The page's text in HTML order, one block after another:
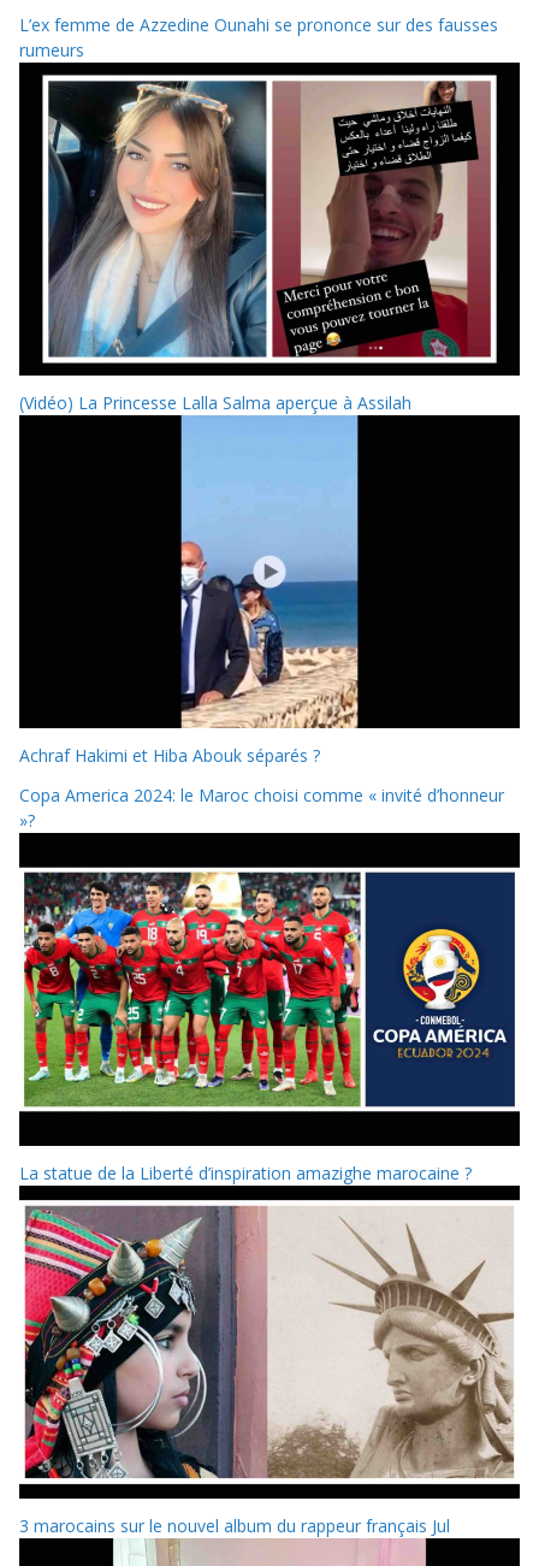
L’ex femme de Azzedine Ounahi se prononce sur des fausses
rumeurs
(Vidéo) La Princesse Lalla Salma aperçue à Assilah
Achraf Hakimi et Hiba Abouk séparés ?
Copa America 2024: le Maroc choisi comme « invité d’honneur
»?
La statue de la Liberté d’inspiration amazighe marocaine ?
3 marocains sur le nouvel album du rappeur français Jul